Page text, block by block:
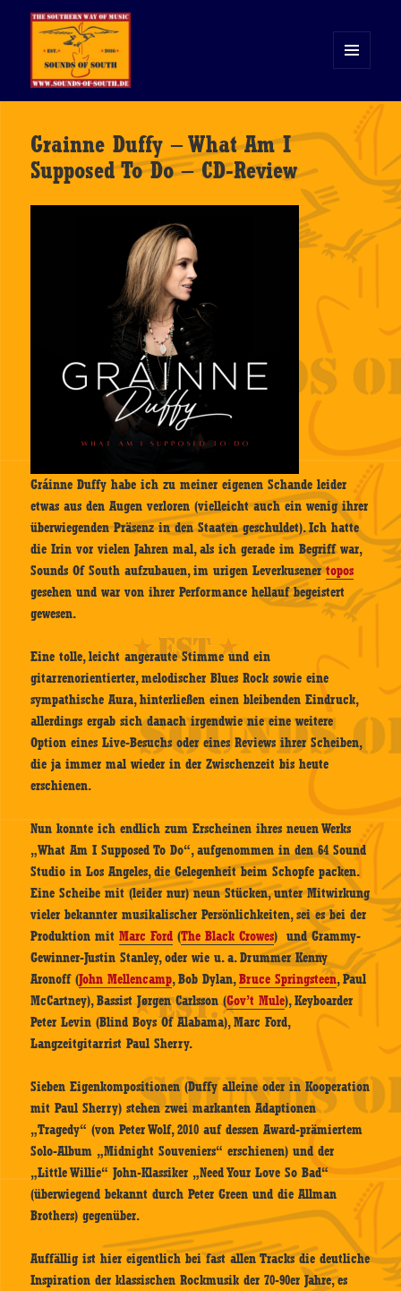
WIDGETS
Grainne Duffy – What Am I
Supposed To Do – CD-Review
Gráinne Duffy habe ich zu meiner eigenen Schande leider
etwas aus den Augen verloren (vielleicht auch ein wenig ihrer
überwiegenden Präsenz in den Staaten geschuldet). Ich hatte
die Irin vor vielen Jahren mal, als ich gerade im Begriff war,
Sounds Of South aufzubauen, im urigen Leverkusenertopos
gesehen und war von ihrer Performance hellauf begeistert
gewesen.
Eine tolle, leicht angeraute Stimme und ein
gitarrenorientierter, melodischer Blues Rock sowie eine
sympathische Aura, hinterließen einen bleibenden Eindruck,
allerdings ergab sich danach irgendwie nie eine weitere
Option eines Live-Besuchs oder eines Reviews ihrer Scheiben,
die ja immer mal wieder in der Zwischenzeit bis heute
erschienen.
Nun konnte ich endlich zum Erscheinen ihres neuen Werks
„What Am I Supposed To Do“, aufgenommen in den 64 Sound
Studio in Los Angeles, die Gelegenheit beim Schopfe packen.
Eine Scheibe mit (leider nur) neun Stücken, unter Mitwirkung
vieler bekannter musikalischer Persönlichkeiten, sei es bei der
Produktion mitMarc Ford (The Black Crowes) und Grammy-
Gewinner-Justin Stanley, oder wie u. a. Drummer Kenny
Aronoff (John Mellencamp, Bob Dylan,Bruce Springsteen, Paul
McCartney), Bassist Jørgen Carlsson (Gov’t Mule), Keyboarder
Peter Levin (Blind Boys Of Alabama), Marc Ford,
Langzeitgitarrist Paul Sherry.
Sieben Eigenkompositionen (Duffy alleine oder in Kooperation
mit Paul Sherry) stehen zwei markanten Adaptionen
„Tragedy“ (von Peter Wolf, 2010 auf dessen Award-prämiertem
Solo-Album „Midnight Souveniers“ erschienen) und der
„Little Willie“ John-Klassiker „Need Your Love So Bad“
(überwiegend bekannt durch Peter Green und die Allman
Brothers) gegenüber.
Auffällig ist hier eigentlich bei fast allen Tracks die deutliche
Inspiration der klassischen Rockmusik der 70-90er Jahre, es